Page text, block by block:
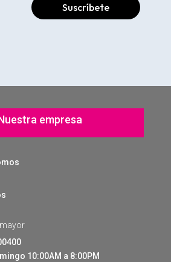
Suscríbete
empresa
10:00AM a 8:00PM